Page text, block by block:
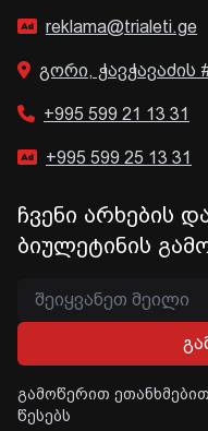
reklama@trialeti.ge
გორი, ჭავჭავაძის
+995 599 21 13 31
+995 599 25 13 31
ჩვენი არხების
ბიულეტინის
გამოწერით
წესებს